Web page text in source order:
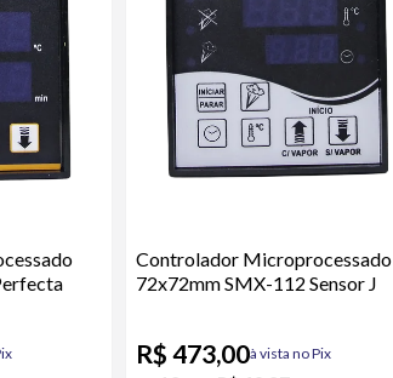
Controlador Microprocessado
72x72mm SMX-112 Sensor J
R$ 473,00à vista no Pix